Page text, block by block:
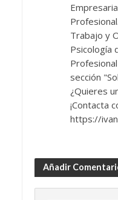
Trabajo y
Psicología
sección
¿Quieres
¡Contacta
https://
Añadir